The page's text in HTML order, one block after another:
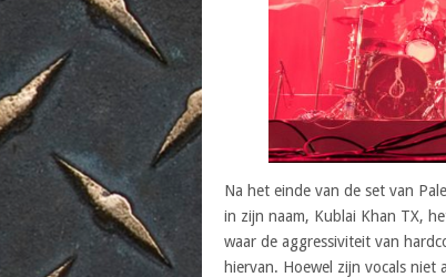
Na het einde van de set van
in zijn naam, Kublai Khan TX,
waar de aggressiviteit van
hiervan. Hoewel zijn vocals